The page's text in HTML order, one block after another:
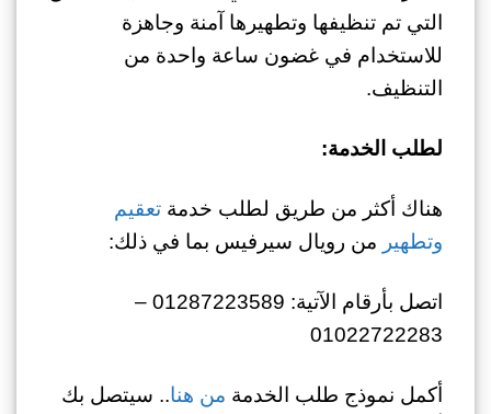
التي تم تنظيفها وتطهيرها آمنة وجاهزة
للاستخدام في غضون ساعة واحدة من
التنظيف.
لطلب الخدمة:
هناك أكثر من طريق لطلب خدمةتعقيم
وتطهير من رويال سيرفيس بما في ذلك:
اتصل بأرقام الآتية: 01287223589 –
01022722283
أكمل نموذج طلب الخدمة من هنا.. سيتصل بك